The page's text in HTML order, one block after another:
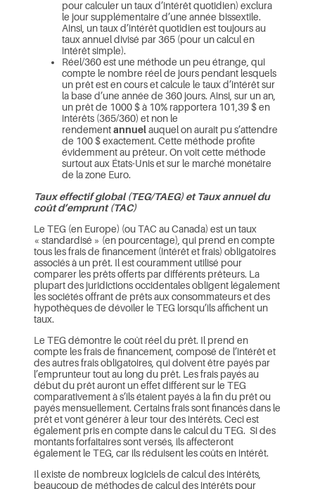
pour calculer un taux d’intérêt quotidien) exclura
le jour supplémentaire d’une année bissextile.
Ainsi, un taux d’intérêt quotidien est toujours au
taux annuel divisé par 365 (pour un calcul en
intérêt simple).
Réel/360 est une méthode un peu étrange, qui
compte le nombre réel de jours pendant lesquels
un prêt est en cours et calcule le taux d’intérêt sur
la base d’une année de 360 jours. Ainsi, sur un an,
un prêt de 1000 $ à 10% rapportera 101,39 $ en
intérêts (365/360) et non le
rendementannuelauquel on aurait pu s’attendre
de 100 $ exactement. Cette méthode profite
évidemment au prêteur. On voit cette méthode
surtout aux États-Unis et sur le marché monétaire
de la zone Euro.
Taux effectif global (TEG/TAEG) et Taux annuel du
coût d’emprunt (TAC)
Le TEG (en Europe) (ou TAC au Canada) est un taux
« standardisé » (en pourcentage), qui prend en compte
tous les frais de financement (intérêt et frais) obligatoires
associés à un prêt. Il est couramment utilisé pour
comparer les prêts offerts par différents prêteurs. La
plupart des juridictions occidentales obligent légalement
les sociétés offrant de prêts aux consommateurs et des
hypothèques de dévoiler le TEG lorsqu’ils affichent un
taux.
Le TEG démontre le coût réel du prêt. Il prend en
compte les frais de financement, composé de l’intérêt et
des autres frais obligatoires, qui doivent être payés par
l’emprunteur tout au long du prêt. Les frais payés au
début du prêt auront un effet différent sur le TEG
comparativement à s’ils étaient payés à la fin du prêt ou
payés mensuellement. Certains frais sont financés dans le
prêt et vont générer à leur tour des intérêts. Ceci est
également pris en compte dans le calcul du TEG. Si des
montants forfaitaires sont versés, ils affecteront
également le TEG, car ils réduisent les coûts en intérêt.
Il existe de nombreux logiciels de calcul des intérêts,
beaucoup de méthodes de calcul des intérêts pour